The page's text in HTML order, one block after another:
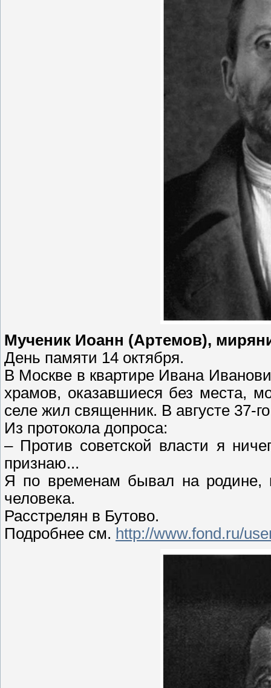
Мученик Иоанн (Артемов),
День памяти 14 октября.
В Москве в квартире Ивана
храмов, оказавшиеся без места,
селе жил священник. В августе 37-
Из протокола допроса:
– Против советской власти я
признаю...
Я по временам бывал на родине,
человека.
Расстрелян в Бутово.
Подробнее см. http://www.fond.ru/